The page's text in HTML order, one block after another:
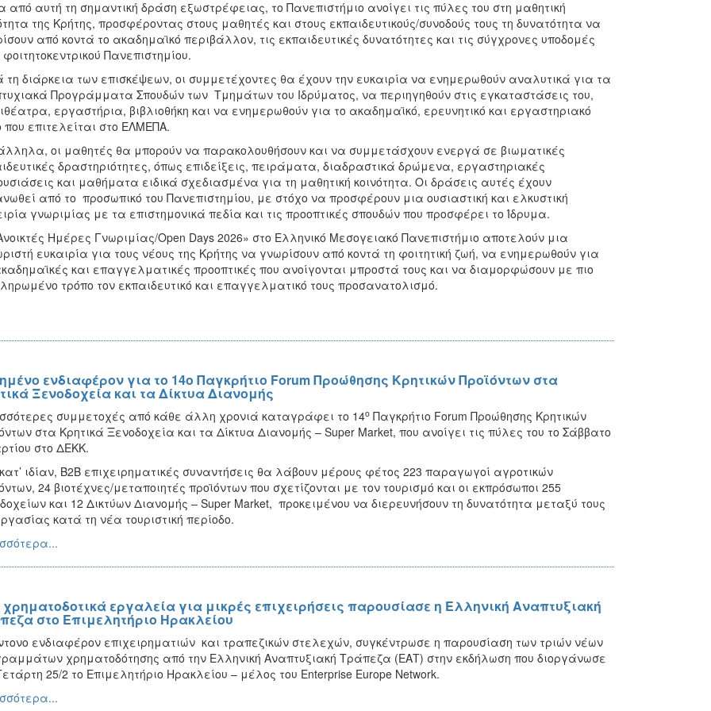
από αυτή τη σημαντική δράση εξωστρέφειας, το Πανεπιστήμιο ανοίγει τις πύλες του στη μαθητική
της Κρήτης, προσφέροντας στους μαθητές και στους εκπαιδευτικούς/συνοδούς τους τη δυνατότητα να
από κοντά το ακαδημαϊκό περιβάλλον, τις εκπαιδευτικές δυνατότητες και τις σύγχρονες υποδομές
Πανεπιστημίου.
τη διάρκεια των επισκέψεων, οι συμμετέχοντες θα έχουν την ευκαιρία να ενημερωθούν αναλυτικά για τα
Προγράμματα Σπουδών των Τμημάτων του Ιδρύματος, να περιηγηθούν στις εγκαταστάσεις του,
εργαστήρια, βιβλιοθήκη και να ενημερωθούν για το ακαδημαϊκό, ερευνητικό και εργαστηριακό
που επιτελείται στο ΕΛΜΕΠΑ.
οι μαθητές θα μπορούν να παρακολουθήσουν και να συμμετάσχουν ενεργά σε βιωματικές
δραστηριότητες, όπως επιδείξεις, πειράματα, διαδραστικά δρώμενα, εργαστηριακές
και μαθήματα ειδικά σχεδιασμένα για τη μαθητική κοινότητα. Οι δράσεις αυτές έχουν
από το προσωπικό του Πανεπιστημίου, με στόχο να προσφέρουν μια ουσιαστική και ελκυστική
γνωριμίας με τα επιστημονικά πεδία και τις προοπτικές σπουδών που προσφέρει το Ίδρυμα.
Ημέρες Γνωριμίας/Open Days 2026» στο Ελληνικό Μεσογειακό Πανεπιστήμιο αποτελούν μια
ευκαιρία για τους νέους της Κρήτης να γνωρίσουν από κοντά τη φοιτητική ζωή, να ενημερωθούν για
και επαγγελματικές προοπτικές που ανοίγονται μπροστά τους και να διαμορφώσουν με πιο
τρόπο τον εκπαιδευτικό και επαγγελματικό τους προσανατολισμό.
ενδιαφέρον για το 14ο Παγκρήτιο Forum Προώθησης Κρητικών Προϊόντων στα
Ξενοδοχεία και τα Δίκτυα Διανομής
συμμετοχές από κάθε άλλη χρονιά καταγράφει το 14οΠαγκρήτιο Forum Προώθησης Κρητικών
στα Κρητικά Ξενοδοχεία και τα Δίκτυα Διανομής – Super Market, που ανοίγει τις πύλες του το Σάββατο
στο ΔΕΚΚ.
ιδίαν, Β2Β επιχειρηματικές συναντήσεις θα λάβουν μέρους φέτος 223 παραγωγοί αγροτικών
24 βιοτέχνες/μεταποιητές προϊόντων που σχετίζονται με τον τουρισμό και οι εκπρόσωποι 255
και 12 Δικτύων Διανομής – Super Market, προκειμένου να διερευνήσουν τη δυνατότητα μεταξύ τους
κατά τη νέα τουριστική περίοδο.
εργαλεία για μικρές επιχειρήσεις παρουσίασε η Ελληνική Αναπτυξιακή
στο Επιμελητήριο Ηρακλείου
ενδιαφέρον επιχειρηματιών και τραπεζικών στελεχών, συγκέντρωσε η παρουσίαση των τριών νέων
χρηματοδότησης από την Ελληνική Αναπτυξιακή Τράπεζα (ΕΑΤ) στην εκδήλωση που διοργάνωσε
25/2 το Επιμελητήριο Ηρακλείου – μέλος του Enterprise Europe Network.